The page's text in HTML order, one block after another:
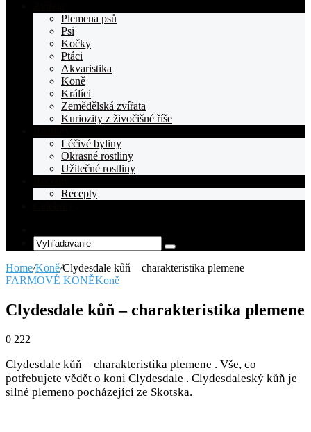
Plemena psů
Psi
Kočky
Ptáci
Akvaristika
Koně
Králíci
Zemědělská zvířata
Kuriozity z živočišné říše
Léčivé byliny
Okrasné rostliny
Užitečné rostliny
Recepty
Article
Vyhľadávanie
Home/Koně/Clydesdale kůň – charakteristika plemene
FARMOVÉ KONĚKoně
Clydesdale kůň – charakteristika plemene
0 222
Clydesdale kůň – charakteristika plemene . Vše, co
potřebujete vědět o koni Clydesdale . Clydesdaleský kůň je
silné plemeno pocházející ze Skotska.